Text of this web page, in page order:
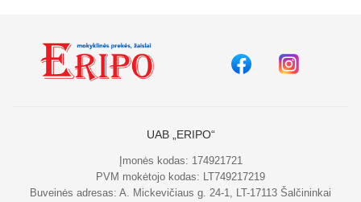
UAB „ERIPO“
Įmonės kodas: 174921721
PVM mokėtojo kodas: LT749217219
Buveinės adresas: A. Mickevičiaus g. 24-1, LT-17113 Šalčininkai